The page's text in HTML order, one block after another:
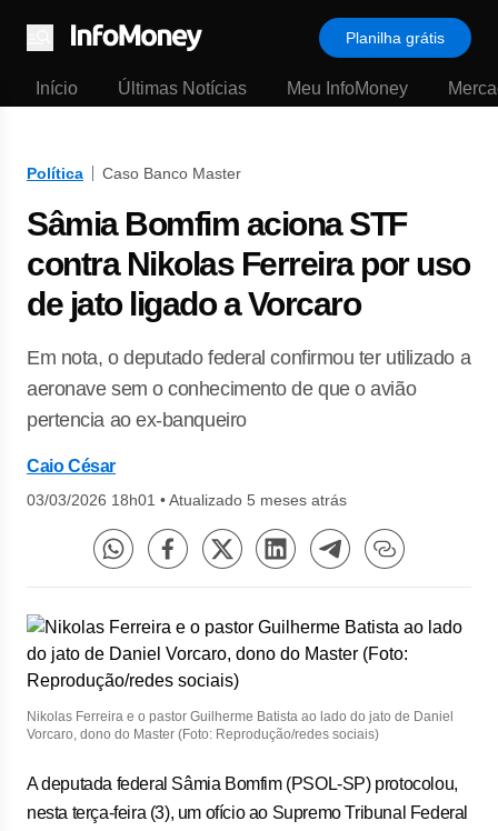
Menu
Planilha grátis
Início Últimas Notícias Meu InfoMoney
Política Caso Banco Master
Sâmia Bomfim aciona STF
contra Nikolas Ferreira por uso
de jato ligado a Vorcaro
Em nota, o deputado federal confirmou ter utilizado a
aeronave sem o conhecimento de que o avião
pertencia ao ex-banqueiro
Caio César
03/03/2026 18h01 •Atualizado 5 meses atrás
Nikolas Ferreira e o pastor Guilherme Batista ao lado do jato de Daniel
Vorcaro, dono do Master (Foto: Reprodução/redes sociais)
A deputada federal Sâmia Bomfim (PSOL-SP) protocolou,
nesta terça-feira (3), um ofício ao Supremo Tribunal Federal